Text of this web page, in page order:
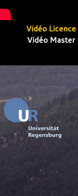
Vidéo Licence
Vidéo Master